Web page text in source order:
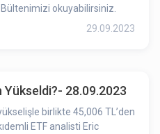
okuyabilirsiniz.
29.09.2023
28.09.2023
birlikte 45,006 TL’den
ETF analisti Eric